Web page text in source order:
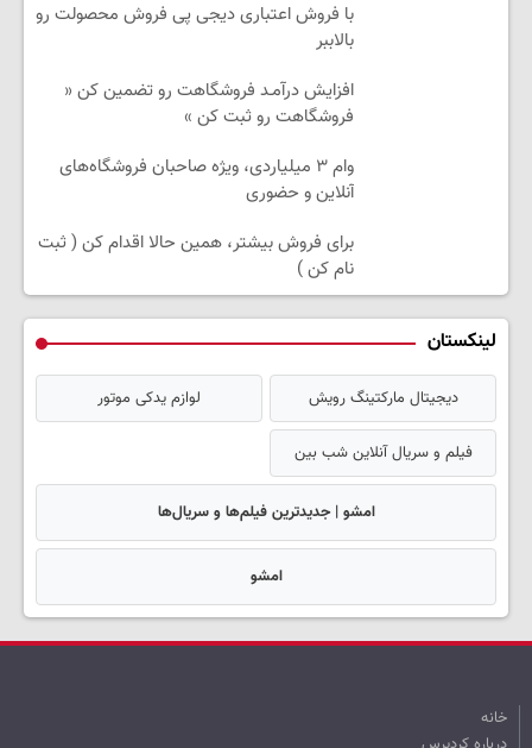
با فروش اعتباری دیجی پی فروش محصولت رو
بالاببر
افزایش درآمـد فروشگاهت رو تضمین کن «
فروشگاهت رو ثبت کن »
وام ۳ میلیاردی، ویژه صاحبان فروشگاه‌های
آنلاین و حضوری
برای فروش بیشتر، همین حالا اقدام کن ( ثبت
نام کن )
لینکستان
دیجیتال مارکتینگ رویش لوازم یدکی موتور
فیلم و سریال آنلاین شب بین
امشو | جدیدترین فیلم‌ها و سریال‌ها
امشو
خانه